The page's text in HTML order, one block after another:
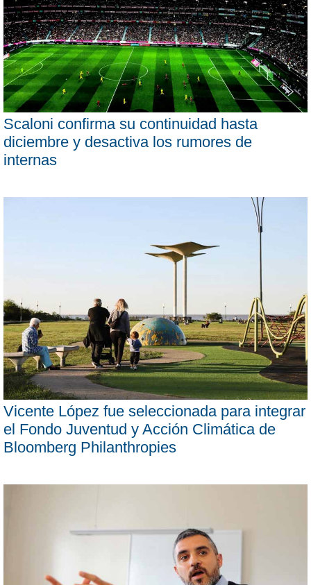
Scaloni confirma su continuidad hasta
diciembre y desactiva los rumores de
internas
Vicente López fue seleccionada para integrar
el Fondo Juventud y Acción Climática de
Bloomberg Philanthropies